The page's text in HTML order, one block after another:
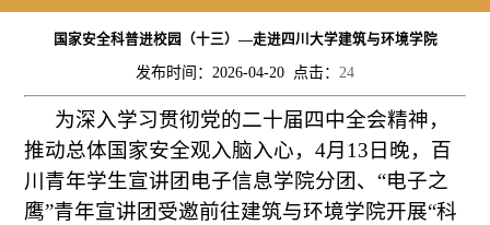
国家安全科普进校园（十三）—走进四川大学建筑与环境学院
发布时间：2026-04-20 点击： 24
为深入学习贯彻党的二十届四中全会精神，
推动总体国家安全观入脑入心，4月13日晚，百
川青年学生宣讲团电子信息学院分团、“电子之
鹰”青年宣讲团受邀前往建筑与环境学院开展“科